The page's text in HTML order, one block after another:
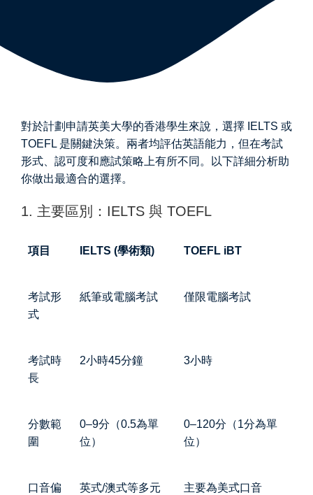
對於計劃申請英美大學的香港學生來說，選擇 IELTS 或
TOEFL 是關鍵決策。兩者均評估英語能力，但在考試
形式、認可度和應試策略上有所不同。以下詳細分析助
你做出最適合的選擇。
1. 主要區別：IELTS 與 TOEFL
項目 IELTS (學術類) TOEFL iBT
考試形
式
紙筆或電腦考試 僅限電腦考試
考試時
長
2小時45分鐘 3小時
分數範
圍
0–9分（0.5為單
位）
0–120分（1分為單
位）
口音偏
英式/澳式等多元
主要為美式口音